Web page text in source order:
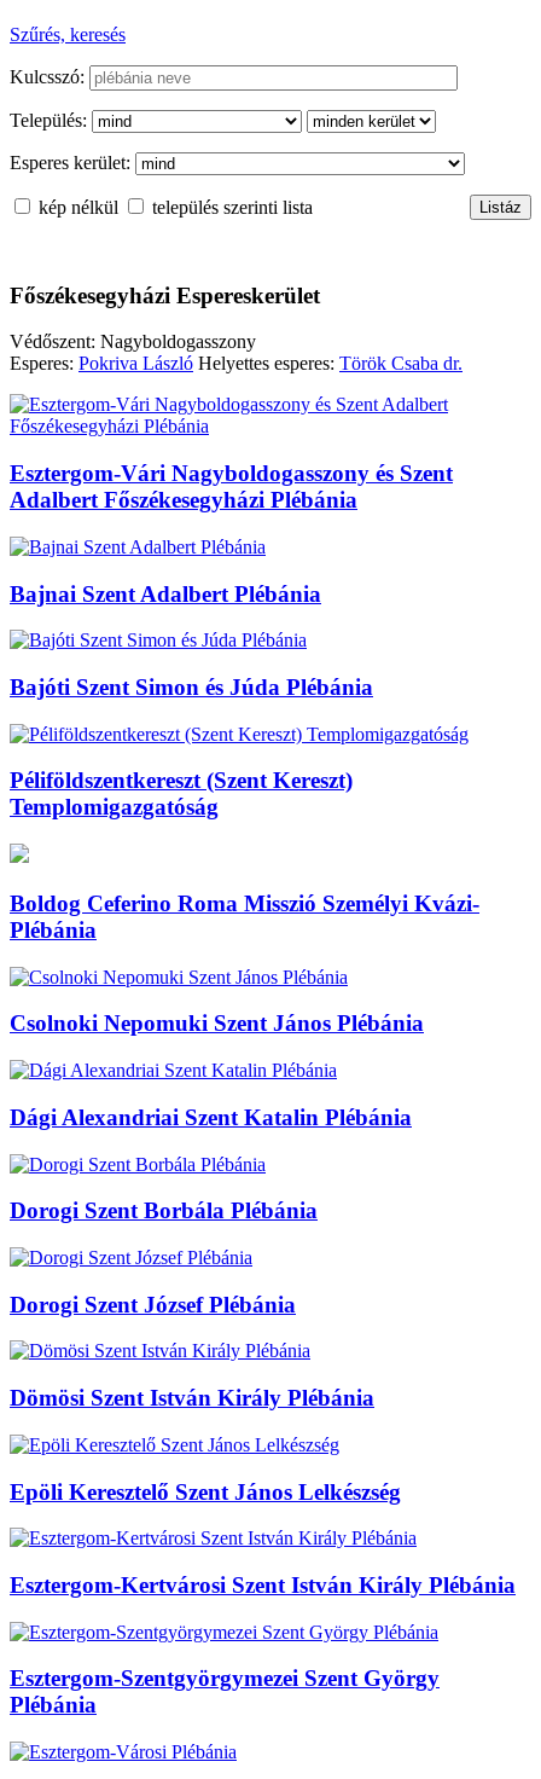
Szűrés, keresés
Kulcsszó:
Település:
Esperes kerület:
kép nélkül település szerinti lista
Főszékesegyházi Espereskerület
Védőszent: Nagyboldogasszony
Esperes: Pokriva László Helyettes esperes: Török Csaba dr.
Esztergom-Vári Nagyboldogasszony és Szent
Adalbert Főszékesegyházi Plébánia
Bajnai Szent Adalbert Plébánia
Bajóti Szent Simon és Júda Plébánia
Péliföldszentkereszt (Szent Kereszt)
Templomigazgatóság
Boldog Ceferino Roma Misszió Személyi Kvázi-
Plébánia
Csolnoki Nepomuki Szent János Plébánia
Dági Alexandriai Szent Katalin Plébánia
Dorogi Szent Borbála Plébánia
Dorogi Szent József Plébánia
Dömösi Szent István Király Plébánia
Epöli Keresztelő Szent János Lelkészség
Esztergom-Kertvárosi Szent István Király Plébánia
Esztergom-Szentgyörgymezei Szent György
Plébánia